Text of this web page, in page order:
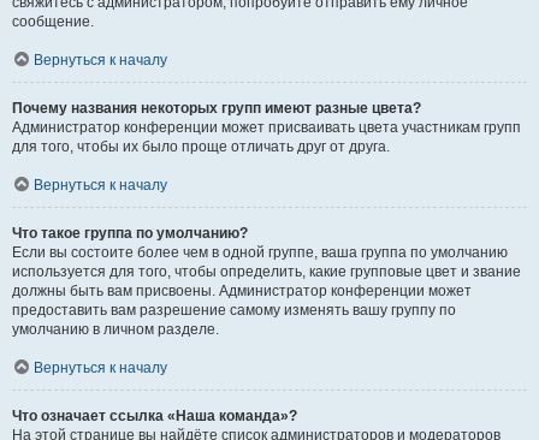
сообщение.
Вернуться к началу
Почему названия некоторых групп имеют разные цвета?
Администратор конференции может присваивать цвета участникам групп
для того, чтобы их было проще отличать друг от друга.
Вернуться к началу
Что такое группа по умолчанию?
Если вы состоите более чем в одной группе, ваша группа по умолчанию
используется для того, чтобы определить, какие групповые цвет и звание
должны быть вам присвоены. Администратор конференции может
предоставить вам разрешение самому изменять вашу группу по
умолчанию в личном разделе.
Вернуться к началу
Что означает ссылка «Наша команда»?
На этой странице вы найдёте список администраторов и модераторов